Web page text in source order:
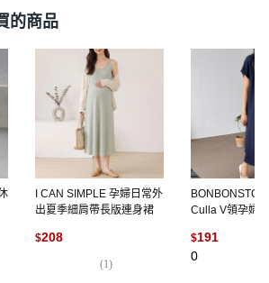
的商品
I CAN SIMPLE 孕婦日常外
出夏季細肩帶長版連身裙
$208
(1)
Culla V領孕婦
$191
0